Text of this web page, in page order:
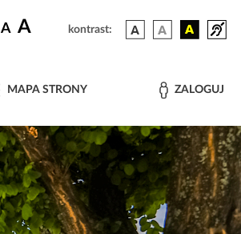
A A kontrast:
MAPA STRONY ZALOGUJ